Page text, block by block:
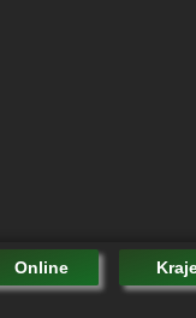
Online